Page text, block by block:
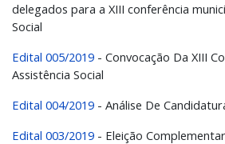
delegados para a XIII conferência
Social
Edital 005/2019 - Convocação Da XIII
Assistência Social
Edital 004/2019 - Análise De
Edital 003/2019 - Eleição